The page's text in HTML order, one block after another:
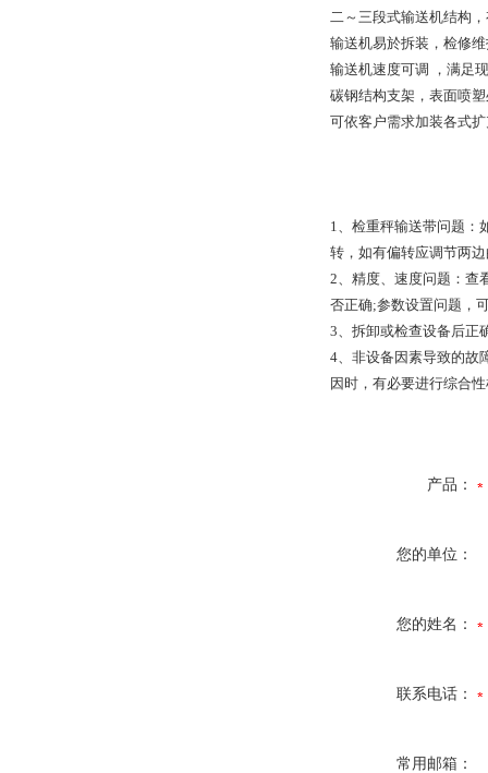
二～三段式输送机结构
输送机易於拆装，检修
输送机速度可调 ，满足
碳钢结构支架，表面喷
可依客户需求加装各式
1、检重秤输送带问题：
转，如有偏转应调节两
2、精度、速度问题：查
否正确;参数设置问题，
3、拆卸或检查设备后正
4、非设备因素导致的故
因时，有必要进行综合
产品：
您的单位：
您的姓名：
联系电话：
常用邮箱：